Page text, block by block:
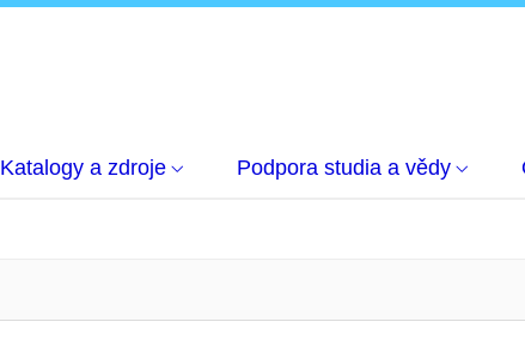
Katalogy a zdroje Podpora studia a vědy